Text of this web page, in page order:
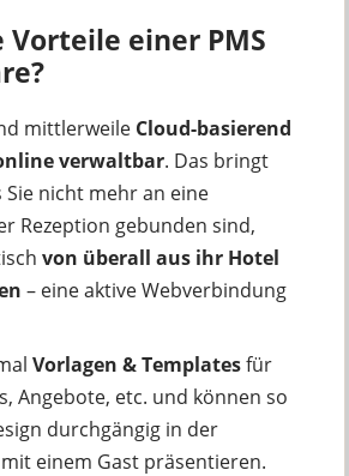
Vorteile einer PMS
mittlerweile Cloud-basierend
verwaltbar. Das bringt
Sie nicht mehr an eine
Rezeption gebunden sind,
von überall aus ihr Hotel
– eine aktive Webverbindung
Vorlagen & Templatesfür
Angebote, etc. und können so
durchgängig in der
einem Gast präsentieren.